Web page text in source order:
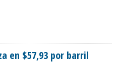
en $57,93 por barril